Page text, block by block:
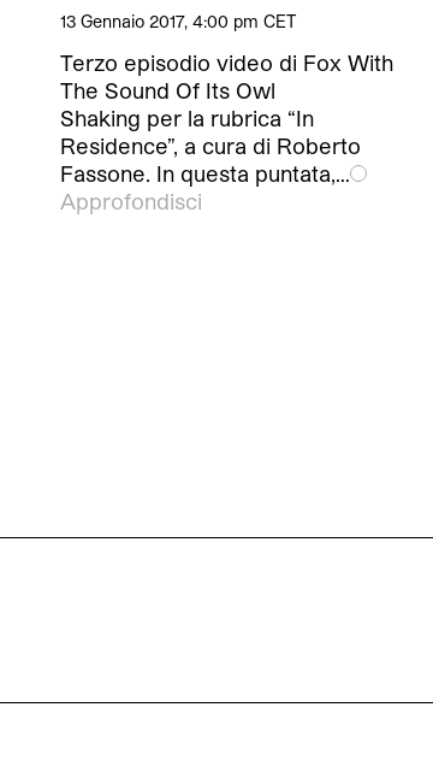
13 Gennaio 2017, 4:00 pm CET
Terzo episodio video di Fox With
The Sound Of Its Owl
Shaking per la rubrica “In
Residence”, a cura di Roberto
Fassone. In questa puntata,…
Approfondisci